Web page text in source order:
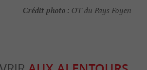
Crédit photo : OT du Pays Foyen